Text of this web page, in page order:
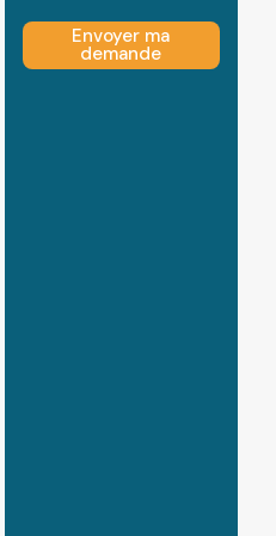
Envoyer ma
demande